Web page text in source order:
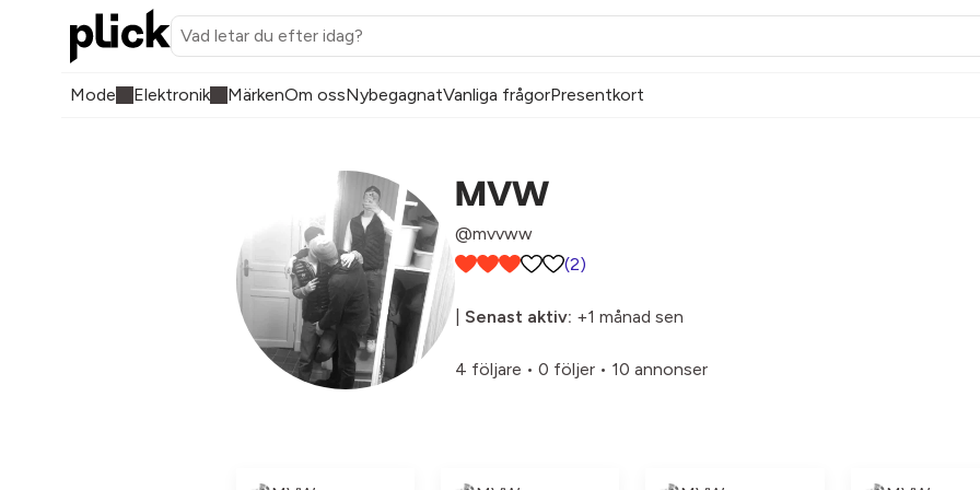
Mode Elektronik MärkenOm ossNybegagnatVanliga frågorPresentkort
MVW
@mvvww
(2)
Senast aktiv: +1 månad sen
4 följare • 0 följer • 10 annonser